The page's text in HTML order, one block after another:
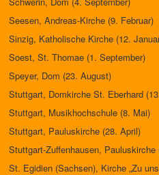
Seesen, Andreas-Kirche (9. Februar)
Sinzig, Katholische Kirche (12.
Soest, St. Thomae (1. September)
Speyer, Dom (23. August)
Stuttgart, Domkirche St. Eberhard
Stuttgart, Musikhochschule (8. Mai)
Stuttgart, Pauluskirche (28. April)
Stuttgart-Zuffenhausen, Pauluskirche
St. Egidien (Sachsen), Kirche „Zu